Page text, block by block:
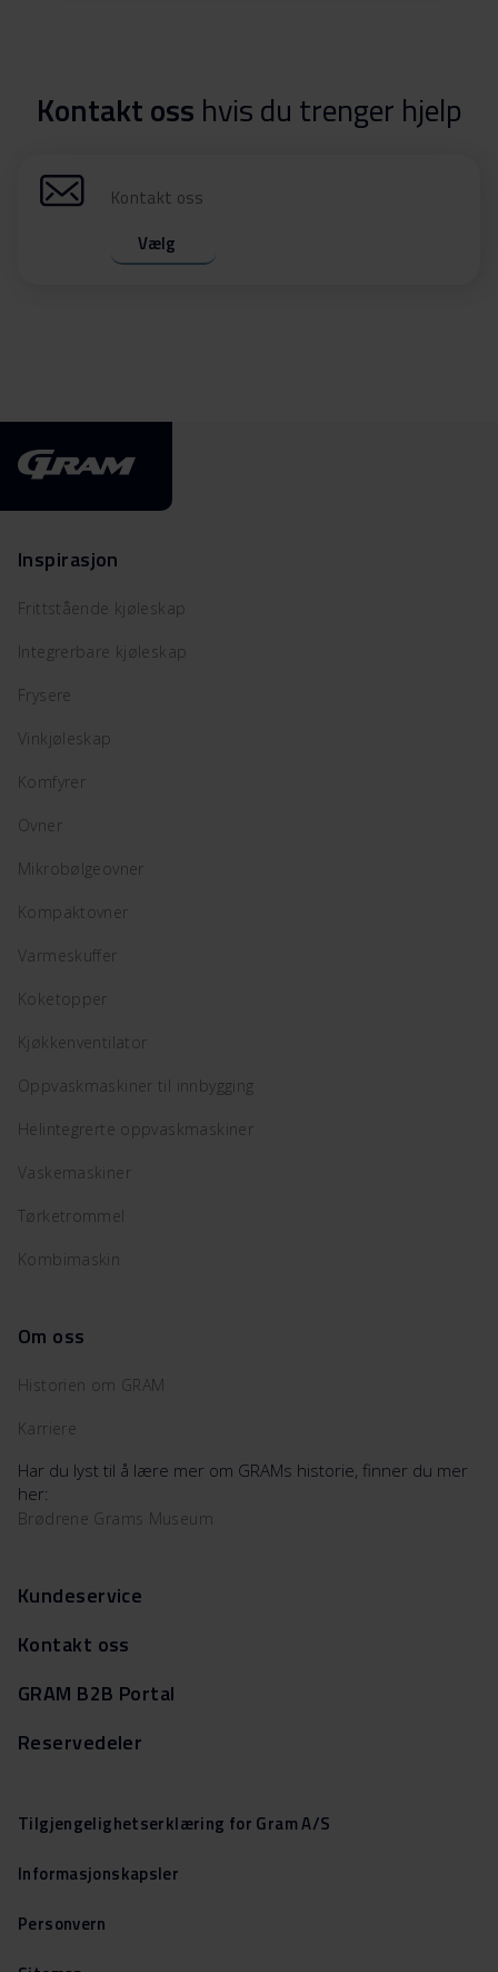
Kontakt oss hvis du trenger hjelp
Kontakt oss
Vælg
Inspirasjon
Frittstående kjøleskap
Integrerbare kjøleskap
Frysere
Vinkjøleskap
Komfyrer
Ovner
Mikrobølgeovner
Kompaktovner
Varmeskuffer
Koketopper
Kjøkkenventilator
Oppvaskmaskiner til innbygging
Helintegrerte oppvaskmaskiner
Vaskemaskiner
Tørketrommel
Kombimaskin
Om oss
Historien om GRAM
Karriere
Har du lyst til å lære mer om GRAMs historie, finner du mer
her:
Brødrene Grams Museum
Kundeservice
Kontakt oss
GRAM B2B Portal
Reservedeler
Tilgjengelighetserklæring for Gram A/S
Informasjonskapsler
Personvern